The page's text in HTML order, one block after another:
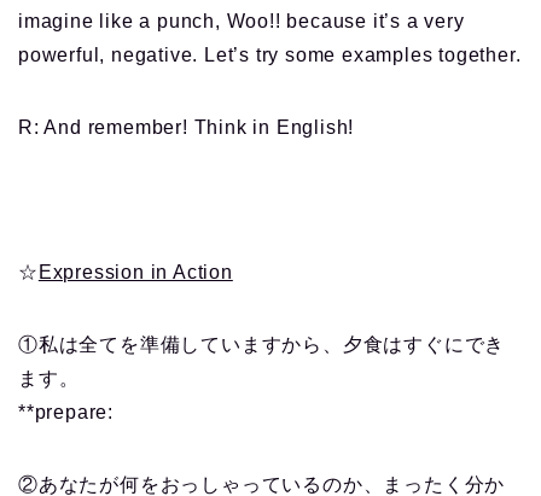
imagine like a punch, Woo!! because it’s a very
powerful, negative. Let’s try some examples together.
R: And remember! Think in English!
☆ Expression in Action
①私は全てを準備していますから、夕食はすぐにでき
ます。
**prepare:
②あなたが何をおっしゃっているのか、まったく分か